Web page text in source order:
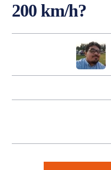
200 km/h?